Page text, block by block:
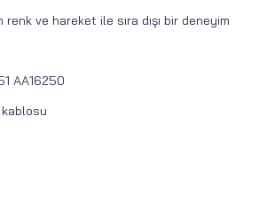
ve hareket ile sıra dışı bir deneyim
AA16250